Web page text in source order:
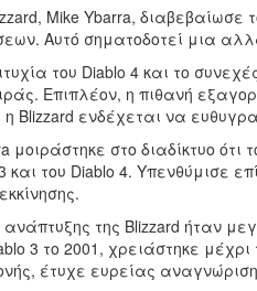
Mike Ybarra,
Αυτό σηματοδοτεί μια
του Diablo 4 και το
Επιπλέον, η πιθανή
Blizzard ενδέχεται να
στο διαδίκτυο
και του Diablo 4. Υπενθύμισε
ανάπτυξης της Blizzard ήταν
3 το 2001, χρειάστηκε
έτυχε ευρείας